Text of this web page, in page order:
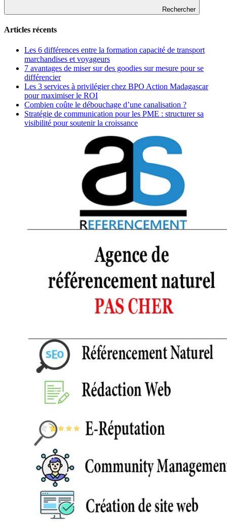
Rechercher
Articles récents
Les 6 différences entre la formation capacité de transport
marchandises et voyageurs
7 avantages de miser sur des goodies sur mesure pour se
différencier
Les 3 services à privilégier chez BPO Action Madagascar
pour maximiser le ROI
Combien coûte le débouchage d’une canalisation ?
Stratégie de communication pour les PME : structurer sa
visibilité pour soutenir la croissance